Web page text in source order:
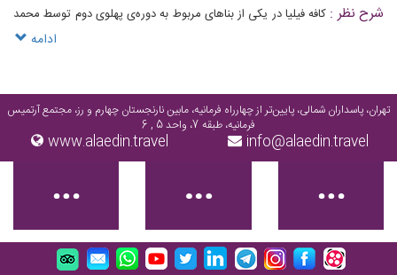
شرح نظر : کافه فیلیا در یکی از بناهای مربوط به دوره‌ی پهلوی دوم توسط محمد
ادامه
تهران، پاسداران شمالی، پایین‌تر از چهارراه فرمانیه، مابین نارنجستان چهارم و رز، مجتمع آرتمیس
فرمانیه، طبقه 7، واحد 5 , 6
info@alaedin.travel
www.alaedin.travel